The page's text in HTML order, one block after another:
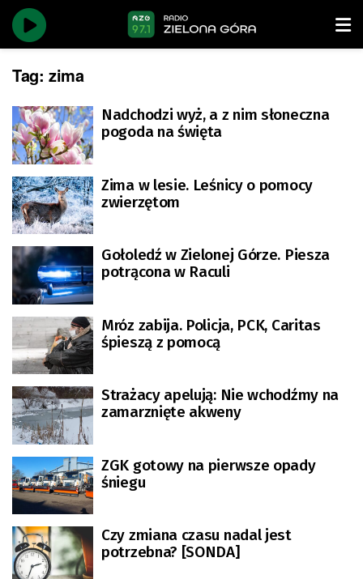
Tag: zima
Nadchodzi wyż, a z nim słoneczna
pogoda na święta
Zima w lesie. Leśnicy o pomocy
zwierzętom
Gołoledź w Zielonej Górze. Piesza
potrącona w Raculi
Mróz zabija. Policja, PCK, Caritas
śpieszą z pomocą
Strażacy apelują: Nie wchodźmy na
zamarznięte akweny
ZGK gotowy na pierwsze opady
śniegu
Czy zmiana czasu nadal jest
potrzebna? [SONDA]